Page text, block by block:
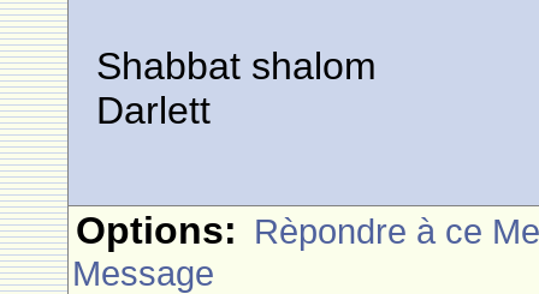
Shabbat shalom
Darlett
Options: Rèpondre à ce
Message